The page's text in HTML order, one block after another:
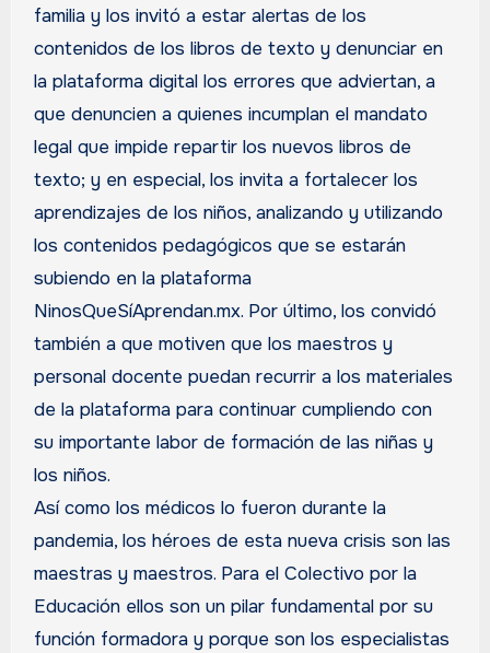
familia y los invitó a estar alertas de los
contenidos de los libros de texto y denunciar en
la plataforma digital los errores que adviertan, a
que denuncien a quienes incumplan el mandato
legal que impide repartir los nuevos libros de
texto; y en especial, los invita a fortalecer los
aprendizajes de los niños, analizando y utilizando
los contenidos pedagógicos que se estarán
subiendo en la plataforma
NinosQueSíAprendan.mx. Por último, los convidó
también a que motiven que los maestros y
personal docente puedan recurrir a los materiales
de la plataforma para continuar cumpliendo con
su importante labor de formación de las niñas y
los niños.
Así como los médicos lo fueron durante la
pandemia, los héroes de esta nueva crisis son las
maestras y maestros. Para el Colectivo por la
Educación ellos son un pilar fundamental por su
función formadora y porque son los especialistas